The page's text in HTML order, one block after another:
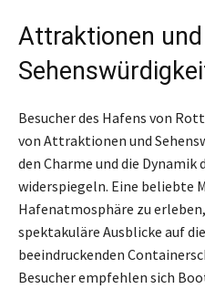
Attraktionen und
Besucher des Hafens von
von Attraktionen und
den Charme und die Dynamik
widerspiegeln. Eine beliebte
Hafenatmosphäre zu
spektakuläre Ausblicke auf
beeindruckenden
Besucher empfehlen sich